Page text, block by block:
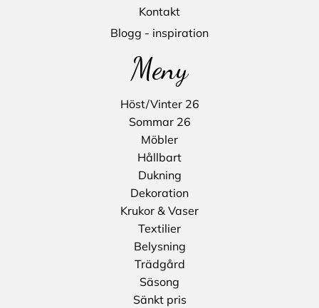
Kontakt
Blogg - inspiration
Meny
Höst/Vinter 26
Sommar 26
Möbler
Hållbart
Dukning
Dekoration
Krukor & Vaser
Textilier
Belysning
Trädgård
Säsong
Sänkt pris